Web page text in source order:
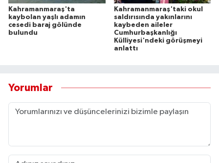
Kahramanmaraş'ta
kaybolan yaşlı adamın
cesedi baraj gölünde
bulundu
Kahramanmaraş'taki okul
saldırısında yakınlarını
kaybeden aileler
Cumhurbaşkanlığı
Külliyesi'ndeki görüşmeyi
anlattı
Yorumlar